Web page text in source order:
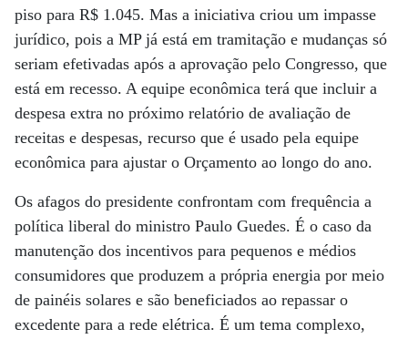
piso para R$ 1.045. Mas a iniciativa criou um impasse
jurídico, pois a MP já está em tramitação e mudanças só
seriam efetivadas após a aprovação pelo Congresso, que
está em recesso. A equipe econômica terá que incluir a
despesa extra no próximo relatório de avaliação de
receitas e despesas, recurso que é usado pela equipe
econômica para ajustar o Orçamento ao longo do ano.
Os afagos do presidente confrontam com frequência a
política liberal do ministro Paulo Guedes. É o caso da
manutenção dos incentivos para pequenos e médios
consumidores que produzem a própria energia por meio
de painéis solares e são beneficiados ao repassar o
excedente para a rede elétrica. É um tema complexo,